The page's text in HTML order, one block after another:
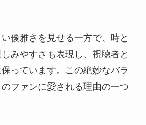
優雅さを見せる一方で、時と
みやすさも表現し、視聴者と
っています。この絶妙なバラ
ファンに愛される理由の一つ